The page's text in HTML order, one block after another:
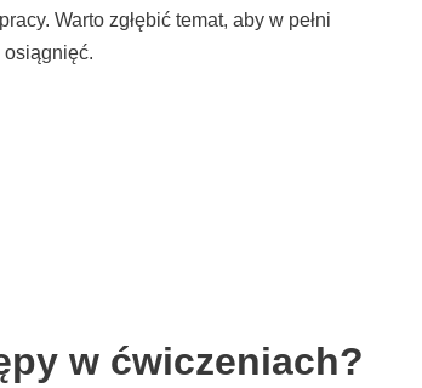
Warto zgłębić temat, aby w pełni
osiągnięć.
w ćwiczeniach?